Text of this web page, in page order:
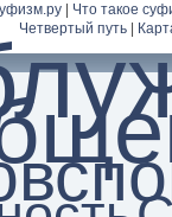
Что такое
Четвертый путь|